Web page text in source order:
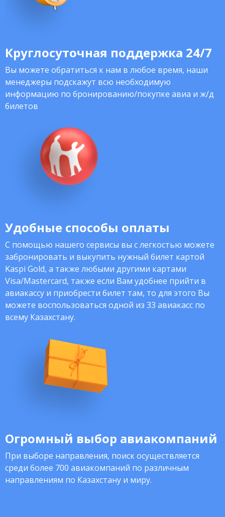
Круглосуточная поддержка 24/7
Вы можете обратиться к нам в любое время, наши
менеджеры подскажут всю необходимую
информацию по бронированию/покупке авиа и ж/д
билетов
Удобные способы оплаты
С помощью нашего сервисы вы с легкостью можете
забронировать и выкупить нужный билет картой
Kaspi Gold, а также любыми другими картами
Visa/Mastercard, также если Вам удобнее прийти в
авиакассу и приобрести билет там, то для этого Вы
можете воспользоваться одной из 33 авиакасс по
всему Казахстану.
Огромный выбор авиакомпаний
При выборе направления, поиск осуществляется
среди более 700 авиакомпаний по различным
направлениям по Казахстану и миру.